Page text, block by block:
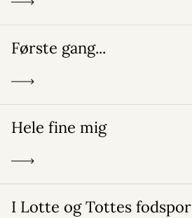
Første gang...
Hele fine mig
I Lotte og Tottes fodspor